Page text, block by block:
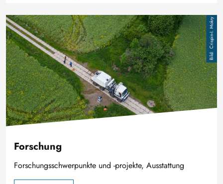
Bild Crispin-I. Mokry
Forschung
Forschungsschwerpunkte und -projekte, Ausstattung